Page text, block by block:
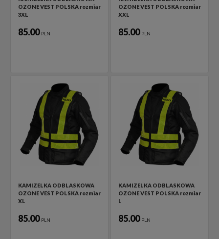
OZONE VEST POLSKA rozmiar
3XL
85.00 PLN
OZONE VEST POLSKA rozmiar
XXL
85.00 PLN
KAMIZELKA ODBLASKOWA
OZONE VEST POLSKA rozmiar
XL
85.00 PLN
KAMIZELKA ODBLASKOWA
OZONE VEST POLSKA rozmiar
L
85.00 PLN